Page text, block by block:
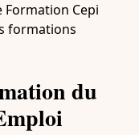
Cepi
formations
du